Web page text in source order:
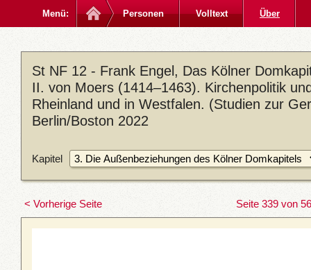
Menü: Personen Volltext Über
St NF 12 - Frank Engel, Das Kölner
II. von Moers (1414–1463). Kirchenpolitik
Rheinland und in Westfalen. (Studien zur
Berlin/Boston 2022
Kapitel
< Vorherige Seite Seite 339 von